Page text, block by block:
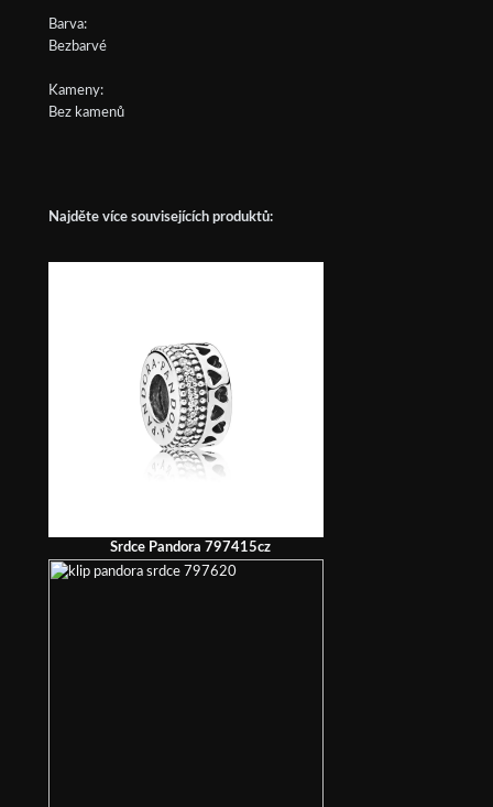
Barva:
Bezbarvé
Kameny:
Bez kamenů
Najděte více souvisejících produktů:
Srdce Pandora 797415cz